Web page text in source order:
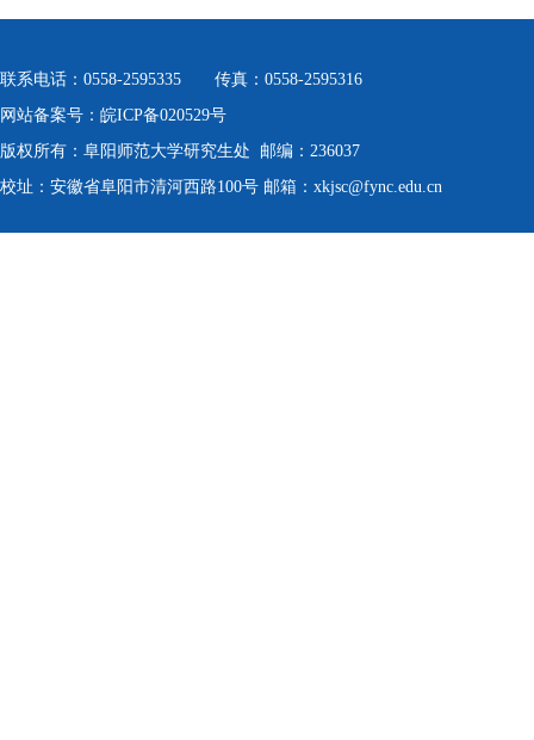
联系电话：0558-2595335 传真：0558-2595316
网站备案号：皖ICP备020529号
版权所有：阜阳师范大学研究生处 邮编：236037
校址：安徽省阜阳市清河西路100号 邮箱：xkjsc@fync.edu.cn